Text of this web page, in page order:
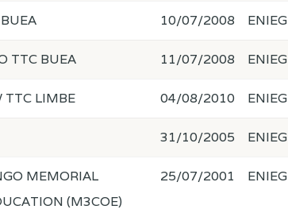
10/07/2008 ENIEG
TTC BUEA 11/07/2008 ENIEG
TTC LIMBE 04/08/2010 ENIEG
31/10/2005 ENIEG
MEMORIAL
(M3COE)
25/07/2001 ENIEG